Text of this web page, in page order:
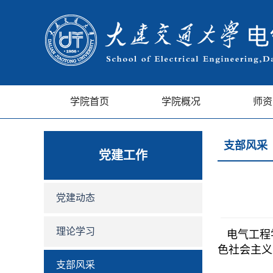
学院首页 学院概况 师
党建工作
党建动态
理论学习
支部风采
支部风采
电气工程
色社会主